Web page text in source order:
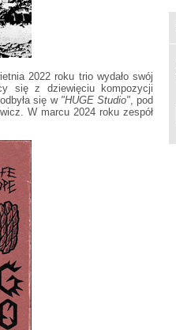
2022 roku trio wydało swój
się z dziewięciu kompozycji
się w"HUGE Studio", pod
W marcu 2024 roku zespół